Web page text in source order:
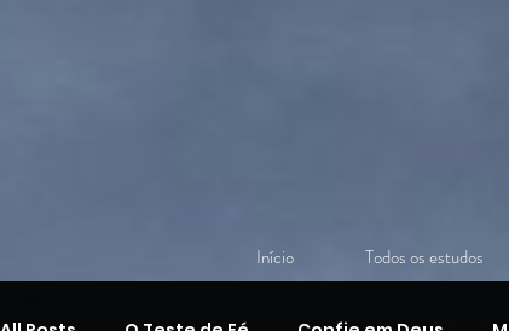
Início Todos os estudos